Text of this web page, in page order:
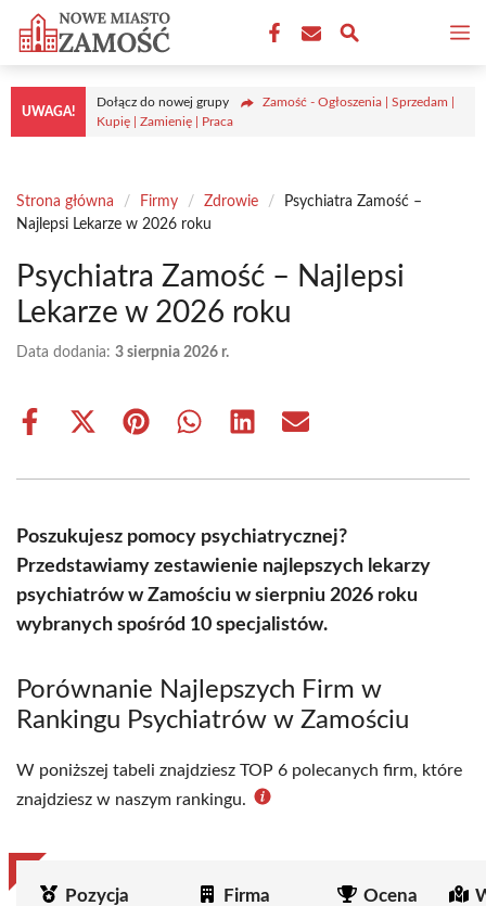
Przejdź
treści
UWAGA!
Dołącz do nowej grupy
Zamość - Ogłoszenia | Sprzedam |
Kupię | Zamienię | Praca
Strona główna / Firmy / Zdrowie /
Psychiatra Zamość –
Najlepsi Lekarze w 2026 roku
Psychiatra Zamość – Najlepsi
Lekarze w 2026 roku
Data dodania: 3 sierpnia 2026 r.
Share
Share
(Twitter)
Share Share Share Share
Poszukujesz pomocy psychiatrycznej?
Przedstawiamy zestawienie najlepszych lekarzy
psychiatrów w Zamościu w sierpniu 2026 roku
wybranych spośród 10 specjalistów.
Porównanie Najlepszych Firm w
Rankingu Psychiatrów w Zamościu
W poniższej tabeli znajdziesz TOP 6 polecanych firm, które
znajdziesz w naszym rankingu.
Pozycja Firma Ocena